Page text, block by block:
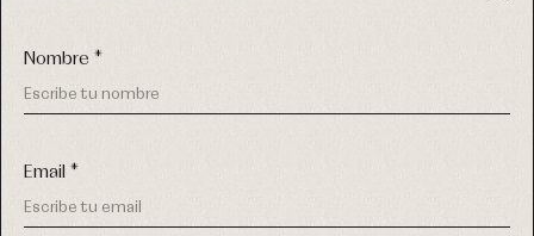
Nombre *
Email *